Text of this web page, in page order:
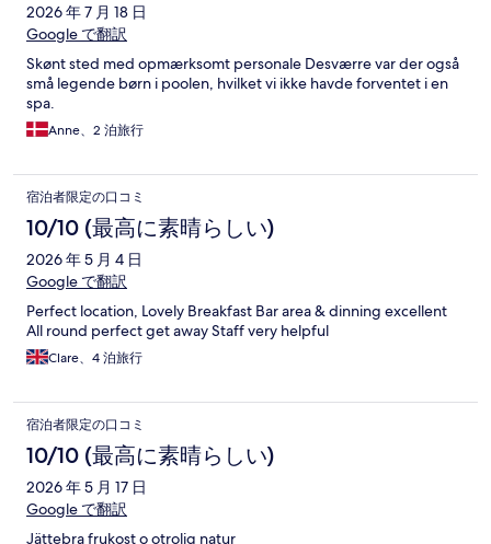
2026 年 7 月 18 日
Google で翻訳
Skønt sted med opmærksomt personale Desværre var der også
små legende børn i poolen, hvilket vi ikke havde forventet i en
spa.
Anne、2 泊旅行
宿泊者限定の口コミ
10/10 (最高に素晴らしい)
2026 年 5 月 4 日
Google で翻訳
Perfect location, Lovely Breakfast Bar area & dinning excellent
All round perfect get away Staff very helpful
Clare、4 泊旅行
宿泊者限定の口コミ
10/10 (最高に素晴らしい)
2026 年 5 月 17 日
Google で翻訳
Jättebra frukost o otrolig natur